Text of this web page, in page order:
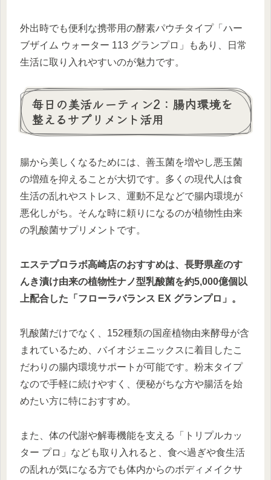
外出時でも便利な携帯用の酵素パウチタイプ「ハー
ブザイム ウォーター 113 グランプロ」もあり、日常
生活に取り入れやすいのが魅力です。
毎日の美活ルーティン2：腸内環境を
整えるサプリメント活用
腸から美しくなるためには、善玉菌を増やし悪玉菌
の増殖を抑えることが大切です。多くの現代人は食
生活の乱れやストレス、運動不足などで腸内環境が
悪化しがち。そんな時に頼りになるのが植物性由来
の乳酸菌サプリメントです。
エステプロラボ高崎店のおすすめは、長野県産のす
んき漬け由来の植物性ナノ型乳酸菌を約5,000億個以
上配合した「フローラバランス EX グランプロ」。
乳酸菌だけでなく、152種類の国産植物由来酵母が含
まれているため、バイオジェニックスに着目したこ
だわりの腸内環境サポートが可能です。粉末タイプ
なので手軽に続けやすく、便秘がちな方や腸活を始
めたい方に特におすすめ。
また、体の代謝や解毒機能を支える「トリプルカッ
ター プロ」なども取り入れると、食べ過ぎや食生活
の乱れが気になる方でも体内からのボディメイクサ